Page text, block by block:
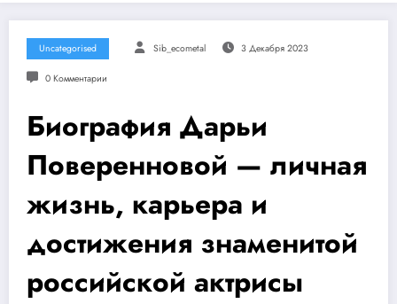
Uncategorised Sib_ecometal 3 Декабря 2023
0 Комментарии
Биография Дарьи
Поверенновой — личная
жизнь, карьера и
достижения знаменитой
российской актрисы